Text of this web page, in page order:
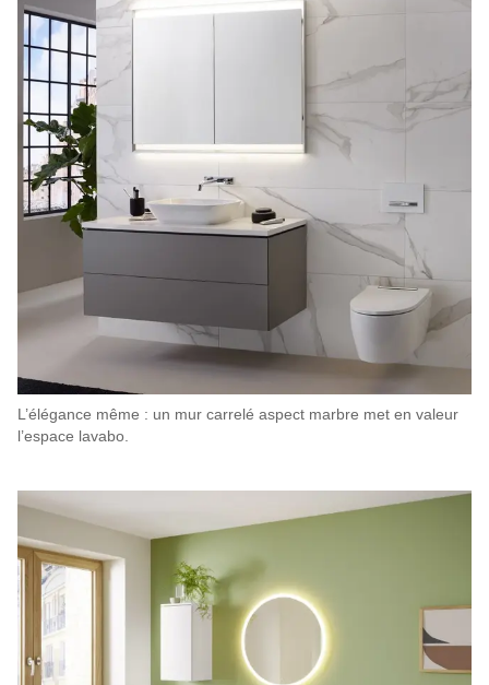
L’élégance même : un mur carrelé aspect marbre met en valeur
l’espace lavabo.